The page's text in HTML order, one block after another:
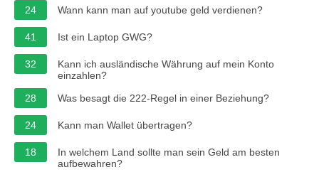
24 Wann kann man auf youtube geld verdienen?
41 Ist ein Laptop GWG?
32
Kann ich ausländische Währung auf mein Konto
einzahlen?
28
Was besagt die 222-Regel in einer Beziehung?
24 Kann man Wallet übertragen?
18
In welchem ​​Land sollte man sein Geld am besten
aufbewahren?